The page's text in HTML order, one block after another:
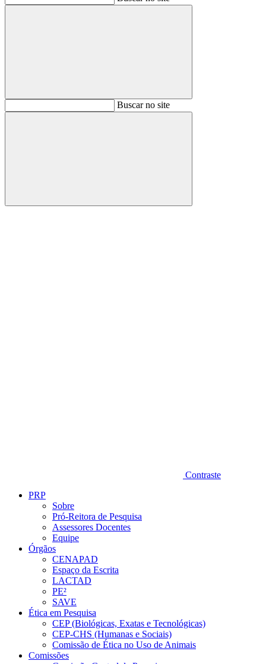
BuscarBuscar no site
Buscar
Contraste
PRP
Sobre
Pró-Reitora de Pesquisa
Assessores Docentes
Equipe
Órgãos
CENAPAD
Espaço da Escrita
LACTAD
PE²
SAVE
Ética em Pesquisa
CEP (Biológicas, Exatas e Tecnológicas)
CEP-CHS (Humanas e Sociais)
Comissão de Ética no Uso de Animais
Comissões